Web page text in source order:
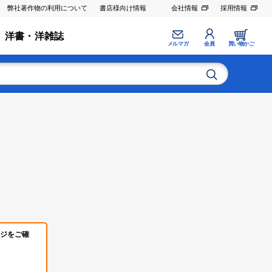
弊社著作物の利用について 書店様向け情報 会社情報 採用情報
洋書・洋雑誌
メルマガ 会員 買い物かご
をご確